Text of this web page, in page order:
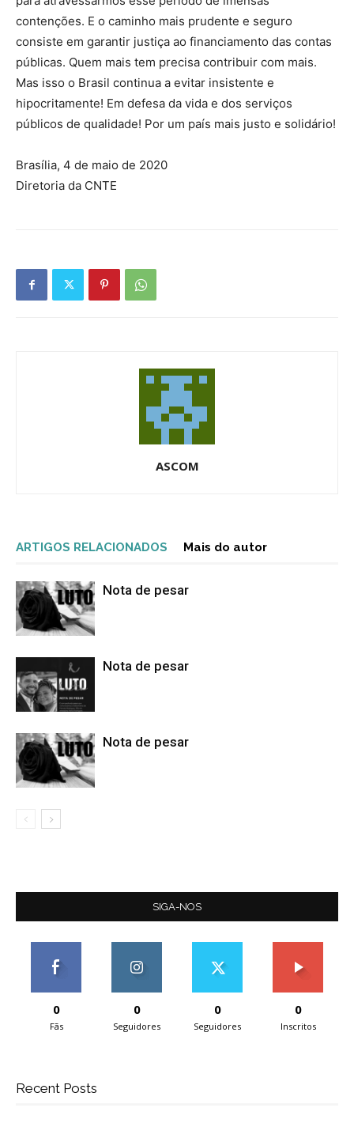
contenções. E o caminho mais prudente e seguro
consiste em garantir justiça ao financiamento das contas
públicas. Quem mais tem precisa contribuir com mais.
Mas isso o Brasil continua a evitar insistente e
hipocritamente! Em defesa da vida e dos serviços
públicos de qualidade! Por um país mais justo e solidário!
Brasília, 4 de maio de 2020
Diretoria da CNTE
ASCOM
ARTIGOS RELACIONADOS Mais do autor
Nota de pesar
Nota de pesar
Nota de pesar
SIGA-NOS
0
Fãs
0
Seguidores
0
Seguidores
0
Inscritos
Recent Posts